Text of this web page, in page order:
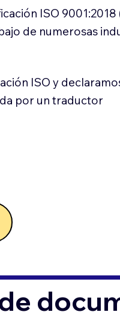
ISO 9001:2018
de numerosas
ISO y
por un traductor